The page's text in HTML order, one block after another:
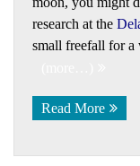
research at the
small freefall for a
Read More